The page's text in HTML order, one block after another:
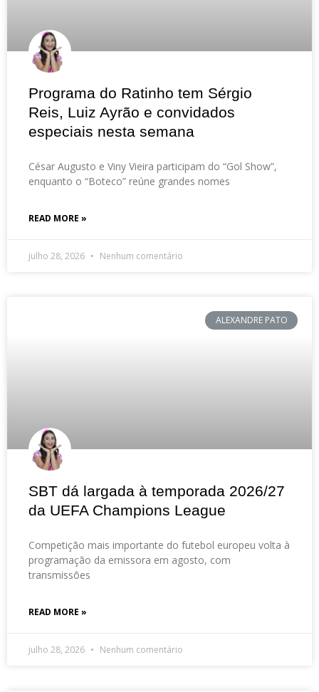
Programa do Ratinho tem Sérgio
Reis, Luiz Ayrão e convidados
especiais nesta semana
César Augusto e Viny Vieira participam do “Gol Show”,
enquanto o “Boteco” reúne grandes nomes
READ MORE »
julho 28, 2026 Nenhum comentário
ALEXANDRE PATO
SBT dá largada à temporada 2026/27
da UEFA Champions League
Competição mais importante do futebol europeu volta à
programação da emissora em agosto, com
transmissões
READ MORE »
julho 28, 2026 Nenhum comentário